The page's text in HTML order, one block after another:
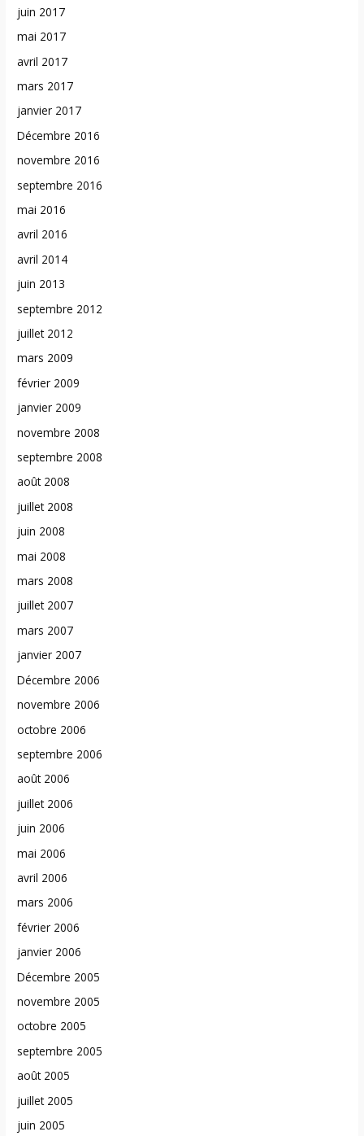
juin 2017
mai 2017
avril 2017
mars 2017
janvier 2017
Décembre 2016
novembre 2016
septembre 2016
mai 2016
avril 2016
avril 2014
juin 2013
septembre 2012
juillet 2012
mars 2009
février 2009
janvier 2009
novembre 2008
septembre 2008
août 2008
juillet 2008
juin 2008
mai 2008
mars 2008
juillet 2007
mars 2007
janvier 2007
Décembre 2006
novembre 2006
octobre 2006
septembre 2006
août 2006
juillet 2006
juin 2006
mai 2006
avril 2006
mars 2006
février 2006
janvier 2006
Décembre 2005
novembre 2005
octobre 2005
septembre 2005
août 2005
juillet 2005
juin 2005